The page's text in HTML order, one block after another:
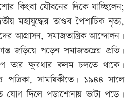
কিংবা যৌবনের দিকে যাচ্ছিলেন;
মহাযুদ্ধের তাণ্ডব পৈশাচিক নৃত্য,
আগ্রাসন, সমাজতান্ত্রিক আন্দোলন।
জড়িয়ে পড়েন সমাজতন্ত্রের প্রতি।
তার ক্ষুরধার কলম চলতে থাকে।
পত্রিকা, সাময়িকীতে। ১৯৪৪ সালে
যোগ দিলে পড়াশোনায় ভাটা পড়ে।